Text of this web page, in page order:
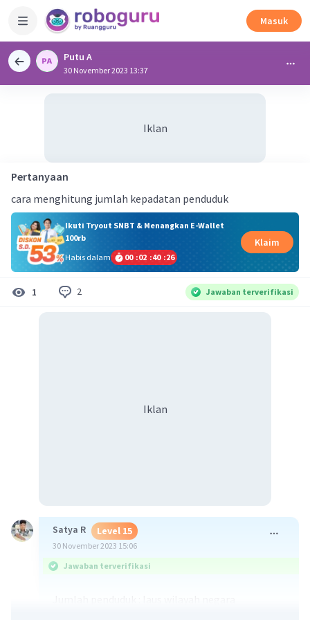
Masuk
Putu A
30 November 2023 13:37
Iklan
Pertanyaan
cara menghitung jumlah kepadatan penduduk
Ikuti Tryout SNBT & Menangkan E-Wallet
100rb
Habis dalam
00 :02 :40 :25
Klaim
1 2 Jawaban terverifikasi
Iklan
Satya R Level 15
30 November 2023 15:06
Jawaban terverifikasi